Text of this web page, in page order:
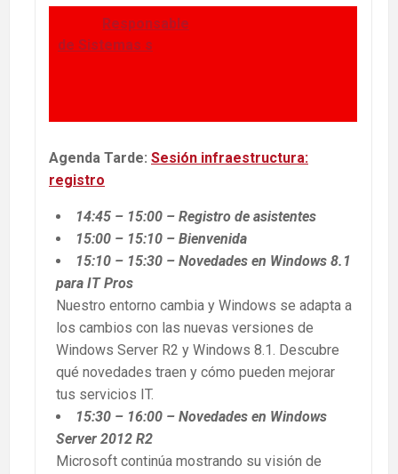
Responsable
de Sistemas s
Agenda Tarde: Sesión infraestructura:
registro
14:45 – 15:00 – Registro de asistentes
15:00 – 15:10 – Bienvenida
15:10 – 15:30 – Novedades en Windows 8.1
para IT Pros
Nuestro entorno cambia y Windows se adapta a
los cambios con las nuevas versiones de
Windows Server R2 y Windows 8.1. Descubre
qué novedades traen y cómo pueden mejorar
tus servicios IT.
15:30 – 16:00 – Novedades en Windows
Server 2012 R2
Microsoft continúa mostrando su visión de